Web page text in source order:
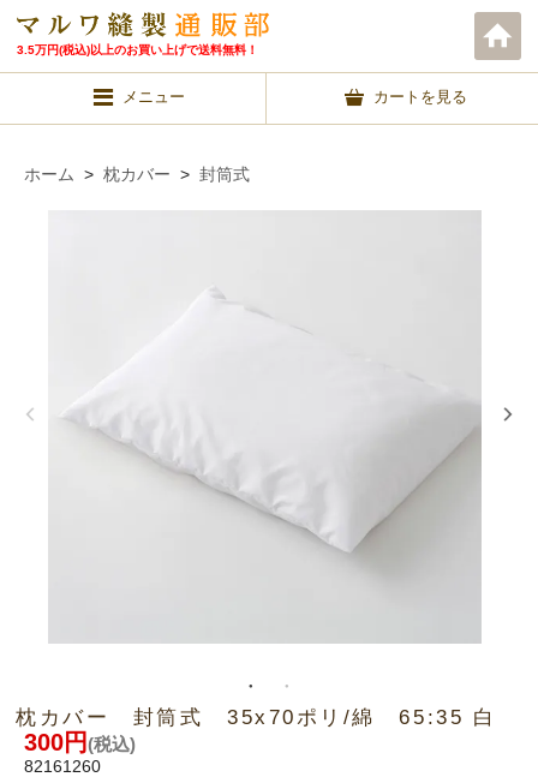
3.5万円(税込)以上のお買い上げで送料無料！
メニュー カートを見る
ホーム > 枕カバー > 封筒式
枕カバー 封筒式 35x70ポリ/綿 65:35 白
300円(税込)
82161260